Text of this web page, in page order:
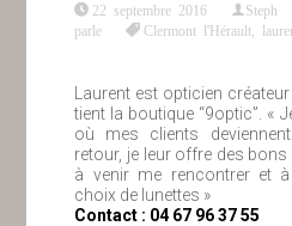
22 septembre 2016 Steph
parle
Clermont l'Hérault
Laurent est opticien
tient la boutique “9optic”. «
où mes clients
retour, je leur offre des bons
à venir me rencontrer et
choix de lunettes »
Contact : 04 67 96 37 55